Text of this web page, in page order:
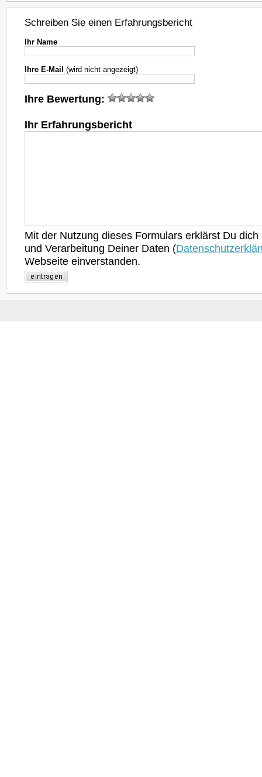
Schreiben Sie einen Erfahrungsbericht
Ihr Name
Ihre E-Mail (wird nicht angezeigt)
Ihre Bewertung:
Ihr Erfahrungsbericht
Mit der Nutzung dieses Formulars erklärst Du
und Verarbeitung Deiner Daten (
Webseite einverstanden.